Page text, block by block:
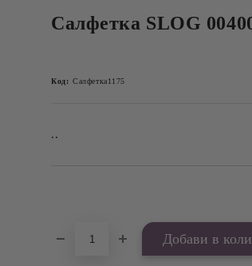
Салфетка SLOG
Код: Салфетка1175
..